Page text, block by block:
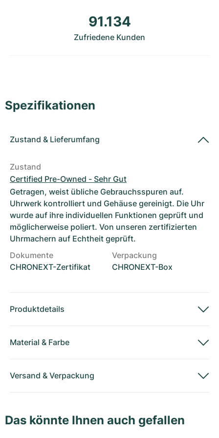
91.134
Zufriedene Kunden
Spezifikationen
Zustand & Lieferumfang
Zustand
Certified Pre-Owned - Sehr Gut
Getragen, weist übliche Gebrauchsspuren auf.
Uhrwerk kontrolliert und Gehäuse gereinigt. Die Uhr
wurde auf ihre individuellen Funktionen geprüft und
möglicherweise poliert. Von unseren zertifizierten
Uhrmachern auf Echtheit geprüft.
Dokumente
CHRONEXT-Zertifikat
Verpackung
CHRONEXT-Box
Produktdetails
Material & Farbe
Versand & Verpackung
Das könnte Ihnen auch gefallen